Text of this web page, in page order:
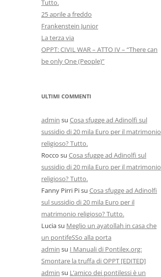
Tutto.
25 aprile a freddo
Frankenstein Junior
La terza via
OPPT: CIVIL WAR – ATTO IV – “There can
be only One (People)”
ULTIMI COMMENTI
admin su Cosa sfugge ad Adinolfi sul
sussidio di 20 mila Euro per il matrimonio
religioso? Tutto.
Rocco su Cosa sfugge ad Adinolfi sul
sussidio di 20 mila Euro per il matrimonio
religioso? Tutto.
Fanny Pirri Pisu Cosa sfugge ad Adinolfi
sul sussidio di 20 mila Euro per il
matrimonio religioso? Tutto.
Luciasu Meglio un ayatollah in casa che
un pontifeSSo alla porta
admin su I Manuali di Pontilex.org:
Smontare la truffa di OPPT [EDITED]
admin su L’amico dei pontilessi è un